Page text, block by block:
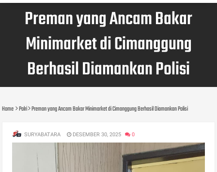
Preman yang Ancam Bakar
Minimarket di Cimanggung
Berhasil Diamankan Polisi
Home Polri Preman yang Ancam Bakar Minimarket di Cimanggung Berhasil Diamankan Polisi
SURYABATARA DESEMBER 30, 2025 0